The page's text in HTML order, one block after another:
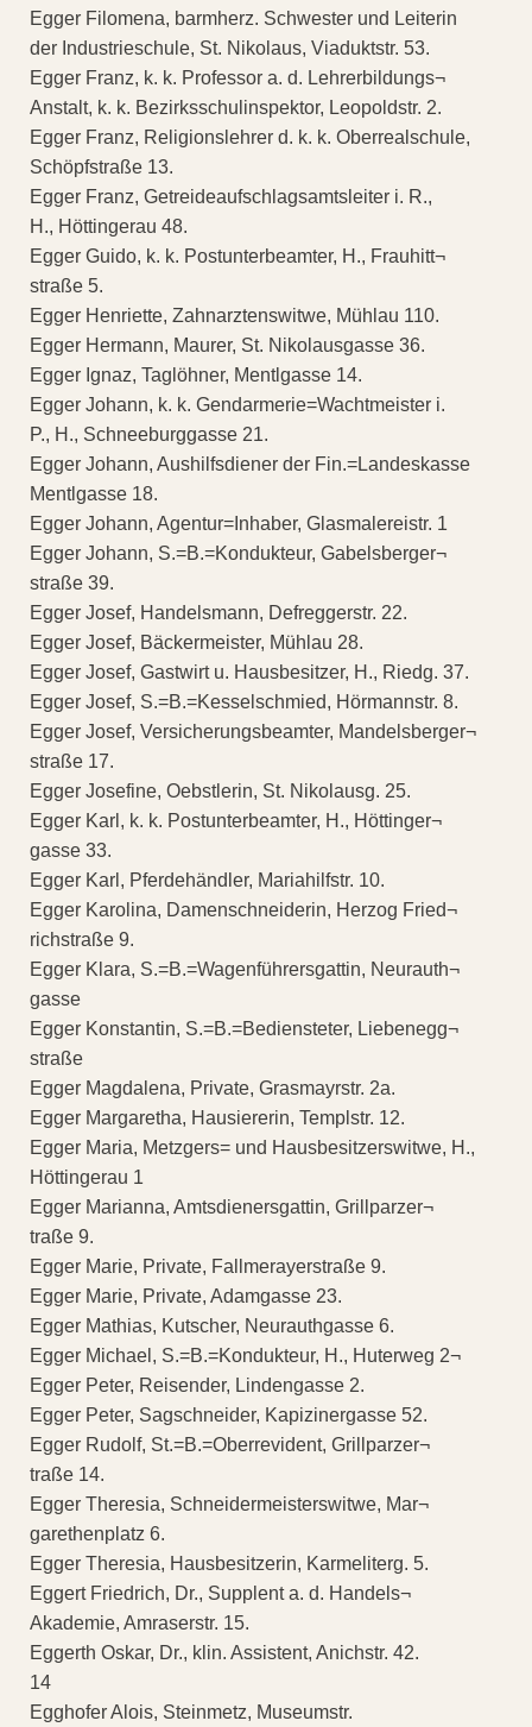
Egger Filomena, barmherz. Schwester und Leiterin
der Industrieschule, St. Nikolaus, Viaduktstr. 53.
Egger Franz, k. k. Professor a. d. Lehrerbildungs¬
Anstalt, k. k. Bezirksschulinspektor, Leopoldstr. 2.
Egger Franz, Religionslehrer d. k. k. Oberrealschule,
Schöpfstraße 13.
Egger Franz, Getreideaufschlagsamtsleiter i. R.,
H., Höttingerau 48.
Egger Guido, k. k. Postunterbeamter, H., Frauhitt¬
straße 5.
Egger Henriette, Zahnarztenswitwe, Mühlau 110.
Egger Hermann, Maurer, St. Nikolausgasse 36.
Egger Ignaz, Taglöhner, Mentlgasse 14.
Egger Johann, k. k. Gendarmerie=Wachtmeister i.
P., H., Schneeburggasse 21.
Egger Johann, Aushilfsdiener der Fin.=Landeskasse
Mentlgasse 18.
Egger Johann, Agentur=Inhaber, Glasmalereistr. 1
Egger Johann, S.=B.=Kondukteur, Gabelsberger¬
straße 39.
Egger Josef, Handelsmann, Defreggerstr. 22.
Egger Josef, Bäckermeister, Mühlau 28.
Egger Josef, Gastwirt u. Hausbesitzer, H., Riedg. 37.
Egger Josef, S.=B.=Kesselschmied, Hörmannstr. 8.
Egger Josef, Versicherungsbeamter, Mandelsberger¬
straße 17.
Egger Josefine, Oebstlerin, St. Nikolausg. 25.
Egger Karl, k. k. Postunterbeamter, H., Höttinger¬
gasse 33.
Egger Karl, Pferdehändler, Mariahilfstr. 10.
Egger Karolina, Damenschneiderin, Herzog Fried¬
richstraße 9.
Egger Klara, S.=B.=Wagenführersgattin, Neurauth¬
gasse
Egger Konstantin, S.=B.=Bediensteter, Liebenegg¬
straße
Egger Magdalena, Private, Grasmayrstr. 2a.
Egger Margaretha, Hausiererin, Templstr. 12.
Egger Maria, Metzgers= und Hausbesitzerswitwe, H.,
Höttingerau 1
Egger Marianna, Amtsdienersgattin, Grillparzer¬
traße 9.
Egger Marie, Private, Fallmerayerstraße 9.
Egger Marie, Private, Adamgasse 23.
Egger Mathias, Kutscher, Neurauthgasse 6.
Egger Michael, S.=B.=Kondukteur, H., Huterweg 2¬
Egger Peter, Reisender, Lindengasse 2.
Egger Peter, Sagschneider, Kapizinergasse 52.
Egger Rudolf, St.=B.=Oberrevident, Grillparzer¬
traße 14.
Egger Theresia, Schneidermeisterswitwe, Mar¬
garethenplatz 6.
Egger Theresia, Hausbesitzerin, Karmeliterg. 5.
Eggert Friedrich, Dr., Supplent a. d. Handels¬
Akademie, Amraserstr. 15.
Eggerth Oskar, Dr., klin. Assistent, Anichstr. 42.
14
Egghofer Alois, Steinmetz, Museumstr.